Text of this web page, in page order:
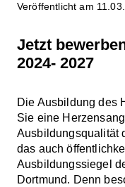
Veröffentlicht am
Jetzt
2024- 2027
Die Ausbildung des
Sie eine
Ausbildungsqualität
das auch
Ausbildungssiegel
Dortmund. Denn